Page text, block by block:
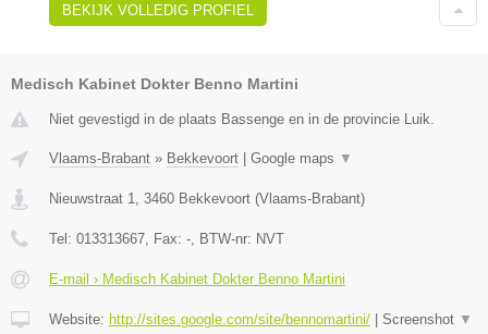
BEKIJK VOLLEDIG PROFIEL
Medisch Kabinet Dokter Benno Martini
Niet gevestigd in de plaats Bassenge en in de provincie Luik.
Vlaams-Brabant » Bekkevoort Google maps ▼
Nieuwstraat 1 3460 Bekkevoort (Vlaams-Brabant)
Tel: 013313667 , Fax: - , BTW-nr: NVT
E-mail › Medisch Kabinet Dokter Benno Martini
Website: http://sites.google.com/site/bennomartini/ Screenshot ▼